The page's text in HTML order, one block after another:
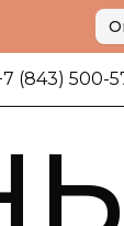
(843) 500-